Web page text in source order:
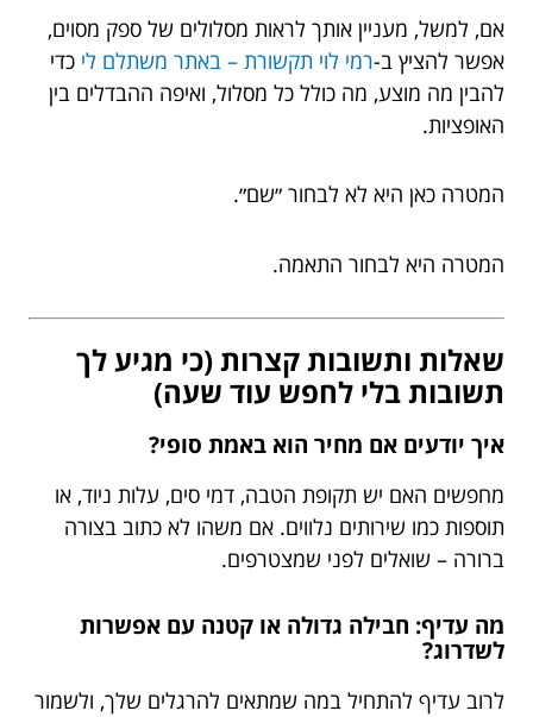
אם, למשל, מעניין אותך לראות מסלולים של ספק מסוים,
אפשר להציץ ב-רמי לוי תקשורת – באתר משתלם לי כדי
להבין מה מוצע, מה כולל כל מסלול, ואיפה ההבדלים בין
האופציות.
המטרה כאן היא לא לבחור ״שם״.
המטרה היא לבחור התאמה.
שאלות ותשובות קצרות (כי מגיע לך
תשובות בלי לחפש עוד שעה)
איך יודעים אם מחיר הוא באמת סופי?
מחפשים האם יש תקופת הטבה, דמי סים, עלות ניוד, או
תוספות כמו שירותים נלווים. אם משהו לא כתוב בצורה
ברורה – שואלים לפני שמצטרפים.
מה עדיף: חבילה גדולה או קטנה עם אפשרות
לשדרוג?
לרוב עדיף להתחיל במה שמתאים להרגלים שלך, ולשמור